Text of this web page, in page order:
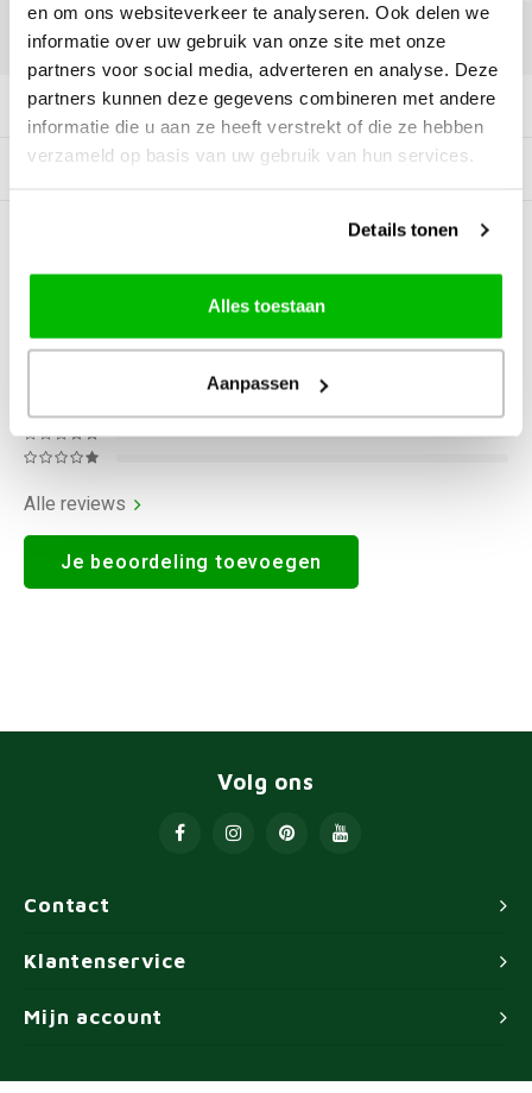
en om ons websiteverkeer te analyseren. Ook delen we
informatie over uw gebruik van onze site met onze
partners voor social media, adverteren en analyse. Deze
partners kunnen deze gegevens combineren met andere
informatie die u aan ze heeft verstrekt of die ze hebben
verzameld op basis van uw gebruik van hun services.
Details tonen
Alles toestaan
Aanpassen
DELEN:
Productomschrijving
Gerelateerde producten
BEOORDELINGEN
Alle reviews
Je beoordeling toevoegen
Contact
Volg ons
Klantenservice
Mijn account